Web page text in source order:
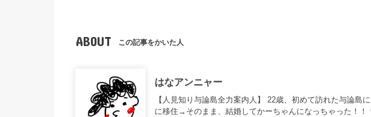
ABOUT この記事をかいた人
はなアンニャー
【人見知り与論島全力案内人】 22歳、初めて訪れた与論島
に移住→そのまま、結婚してかーちゃんになっちゃった！！